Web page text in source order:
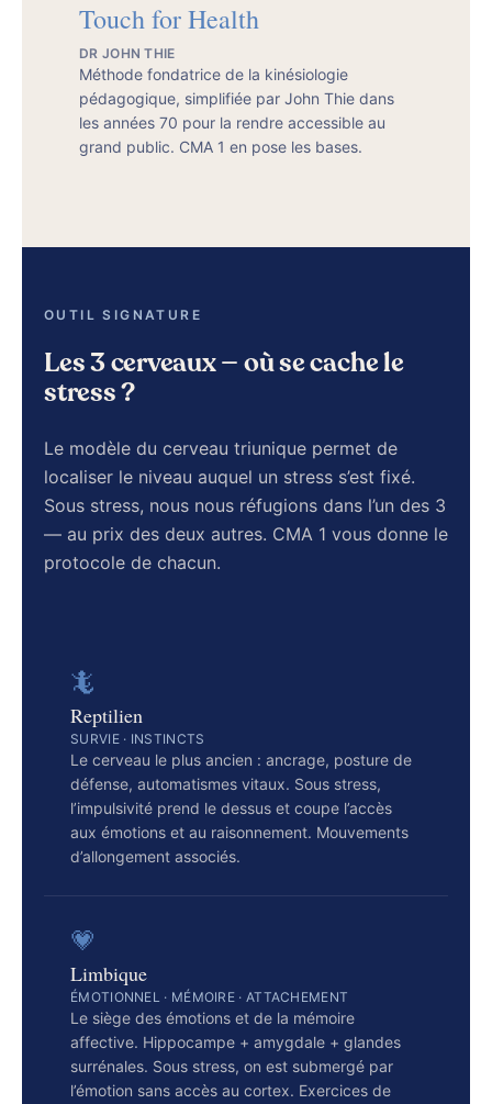
Touch for Health
DR JOHN THIE
Méthode fondatrice de la kinésiologie
pédagogique, simplifiée par John Thie dans
les années 70 pour la rendre accessible au
grand public. CMA 1 en pose les bases.
OUTIL SIGNATURE
Les 3 cerveaux — où se cache le
stress ?
Le modèle du cerveau triunique permet de
localiser le niveau auquel un stress s’est fixé.
Sous stress, nous nous réfugions dans l’un des 3
— au prix des deux autres. CMA 1 vous donne le
protocole de chacun.
🦎
Reptilien
SURVIE · INSTINCTS
Le cerveau le plus ancien : ancrage, posture de
défense, automatismes vitaux. Sous stress,
l’impulsivité prend le dessus et coupe l’accès
aux émotions et au raisonnement. Mouvements
d’allongement associés.
💗
Limbique
ÉMOTIONNEL · MÉMOIRE · ATTACHEMENT
Le siège des émotions et de la mémoire
affective. Hippocampe + amygdale + glandes
surrénales. Sous stress, on est submergé par
l’émotion sans accès au cortex. Exercices de